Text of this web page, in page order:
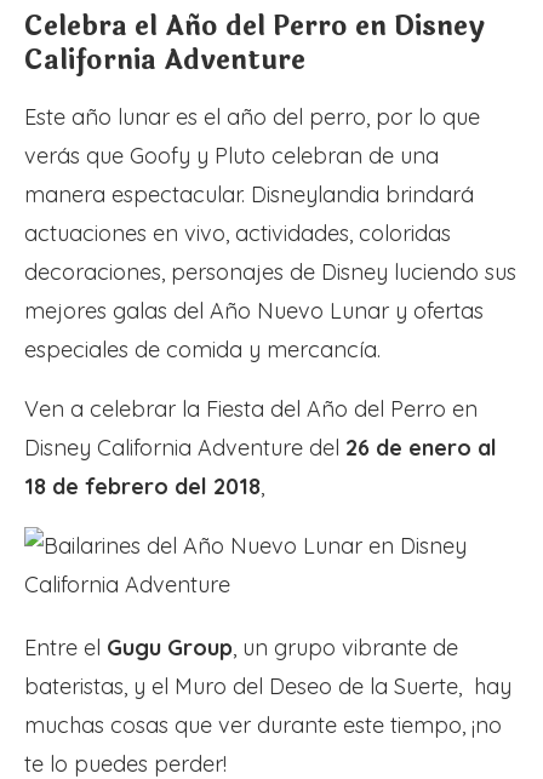
Celebra el Año del Perro en Disney
California Adventure
Este año lunar es el año del perro, por lo que
verás que Goofy y Pluto celebran de una
manera espectacular. Disneylandia brindará
actuaciones en vivo, actividades, coloridas
decoraciones, personajes de Disney luciendo sus
mejores galas del Año Nuevo Lunar y ofertas
especiales de comida y mercancía.
Ven a celebrar la Fiesta del Año del Perro en
Disney California Adventure del 26 de enero al
18 de febrero del 2018,
Entre el Gugu Group, un grupo vibrante de
bateristas, y el Muro del Deseo de la Suerte, hay
muchas cosas que ver durante este tiempo, ¡no
te lo puedes perder!